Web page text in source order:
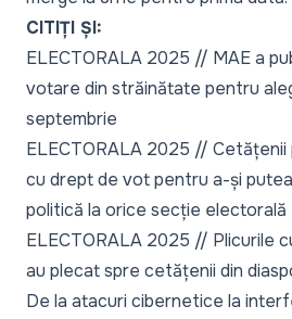
CITIȚI ȘI:
ELECTORALA 2025 // MAE a
votare din străinătate pentru
septembrie
ELECTORALA 2025 //
cu drept de vot pentru a-și
politică la orice secție electorală
ELECTORALA 2025 // Plicurile
au plecat spre cetățenii din
De la atacuri cibernetice la